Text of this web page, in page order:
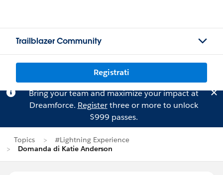
Trailblazer Community
Registrati
Bring your team and maximize your impact at
Dreamforce. Registerthree or more to unlock
$999 passes.
Topics
#Lightning Experience
Domanda di Katie Anderson